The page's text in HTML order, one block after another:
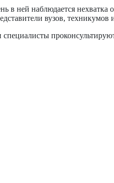
в ней наблюдается нехватка
вузов, техникумов